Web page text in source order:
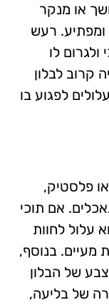
או מנקר
ומפתיע. רעש
לו
קרוב לבלון
לפגוע בו
פלסטיק,
אם תוכי
עלול לחוות
מעיים. בנוסף,
של הבלון
של בליעה,